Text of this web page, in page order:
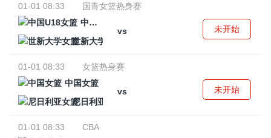
01-01 08:33
国青女篮热身赛
中国U18女篮
vs
世新大学女篮
未开始
01-01 08:33
女篮热身赛
中国女篮
vs
尼日利亚女篮
未开始
01-01 08:33
CBA